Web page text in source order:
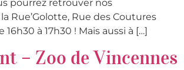
pourrez retrouver nos
Rue’Golotte, Rue des Coutures
16h30 à 17h30 ! Mais aussi à […]
– Zoo de Vincennes